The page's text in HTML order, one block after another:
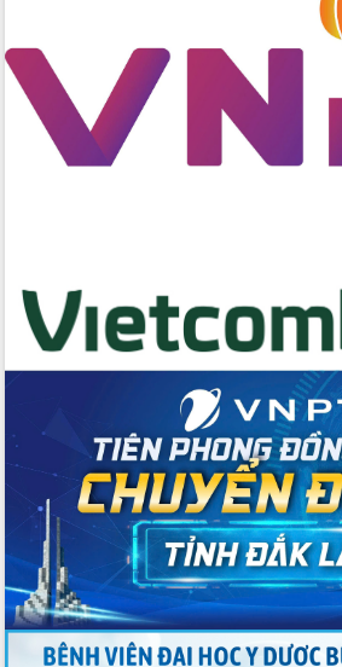
2026
Đẩy mạnh cải cách hành chính, quyết
tâm đạt được mục tiêu tăng trưởng
hai con số trong năm 2026
Tổ chức trang trọng Lễ hội Đền thờ
Bệnh án điện tử thúc đẩy chuyển đổi
số y tế tại Đắk Lắk
Chuyển đổi số thư viện: Mở rộng
Đánh giá, rút kinh nghiệm công tác tổ
chức diễn tập trước ngày bầu cử
Chương trình “Gặp gỡ hữu nghị –
Friendship Meeting New Year 2026”
Bầu cử Quốc hội và HĐND: Cử tri Đắk
Lắk gửi gắm niềm tin, kỳ vọng vào lá
phiếu
Đắk Lắk sẵn sàng các điều kiện cho
Ngày hội bầu cử đại biểu Quốc hội
khóa XVI và HĐND các cấp nhiệm kỳ